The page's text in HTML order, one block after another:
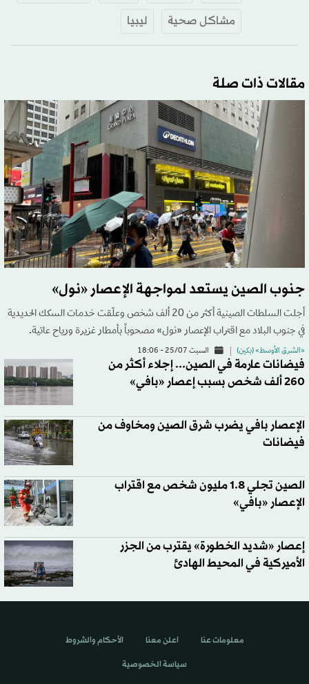
مشاكل صحية
ليبيا
مقالات ذات صلة
جنوب الصين يستعد لمواجهة الإعصار «نول»
أجلت السلطات الصينية أكثر من 20 ألف شخص وعلّقت خدمات السكك الحديدية
في جنوب البلاد مع اقتراب الإعصار «نول» مصحوباً بأمطار غزيرة ورياح عاتية.
«الشرق الأوسط» (بكين) السبت 25/07 - 18:06
فيضانات عارمة في الصين... إجلاء أكثر من
260 ألف شخص بسبب إعصار «بافي»
الإعصار بافي يضرب شرق الصين ومخاوف من
فيضانات
الصين تجلي 1.8 مليون شخص مع اقتراب
الإعصار «بافي»
إعصار «شديد الخطورة» يقترب من الجزر
الأميركية في المحيط الهادئ
معلومات عنا اعلن معنا الأحكام والشروط
سياسة الخصوصية